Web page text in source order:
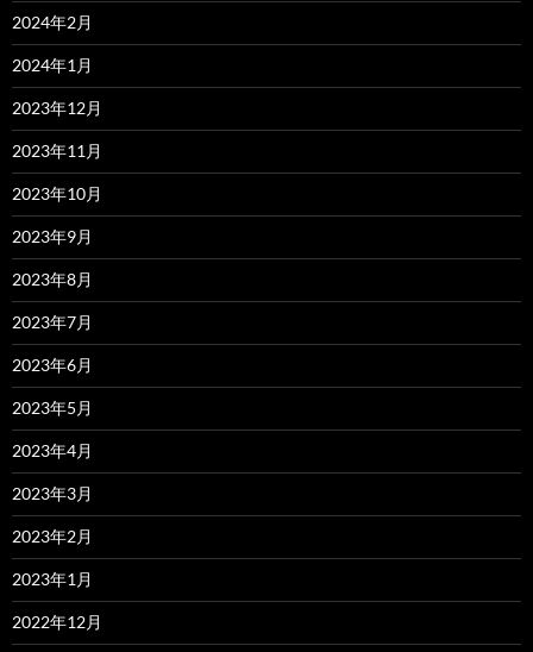
2024年2月
2024年1月
2023年12月
2023年11月
2023年10月
2023年9月
2023年8月
2023年7月
2023年6月
2023年5月
2023年4月
2023年3月
2023年2月
2023年1月
2022年12月